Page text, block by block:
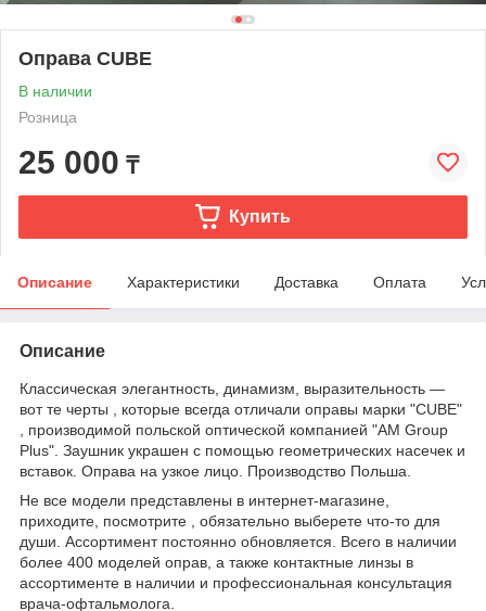
Оправа CUBE
В наличии
Розница
25 000 ₸
Купить
Описание Характеристики Доставка Оплата
Описание
Классическая элегантность, динамизм, выразительность ―
вот те черты , которые всегда отличали оправы марки "CUBE"
, производимой польской оптической компанией "AM Group
Plus". Заушник украшен с помощью геометрических насечек и
вставок. Оправа на узкое лицо. Производство Польша.
Не все модели представлены в интернет-магазине,
приходите, посмотрите , обязательно выберете что-то для
души. Ассортимент постоянно обновляется. Всего в наличии
более 400 моделей оправ, а также контактные линзы в
ассортименте в наличии и профессиональная консультация
врача-офтальмолога.